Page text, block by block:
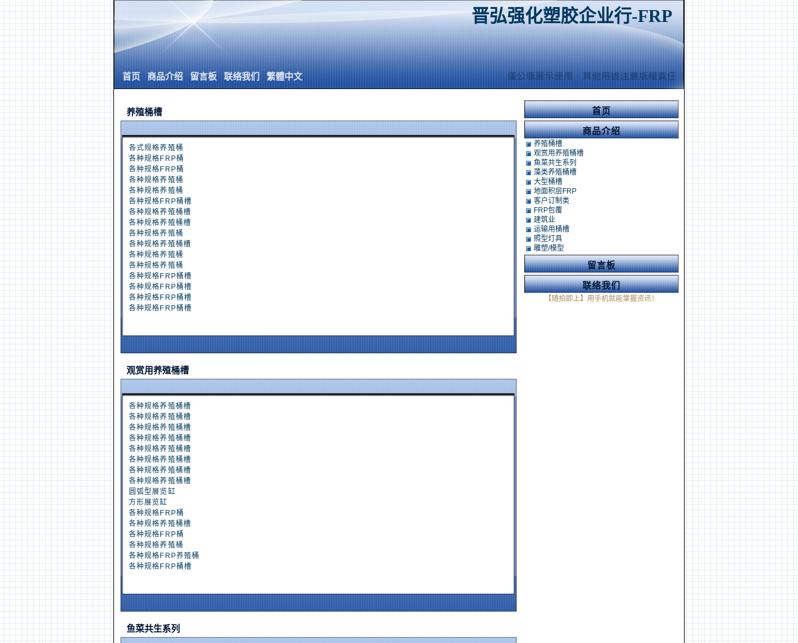
晋弘强化塑胶企业行-FRP
首页 商品介绍 留言板 联络我们 繁體中文
养殖桶槽
各式规格养殖桶
各种规格FRP桶
各种规格FRP桶
各种规格养殖桶
各种规格养殖桶
各种规格FRP桶槽
各种规格养殖桶槽
各种规格养殖桶槽
各种规格养殖桶
各种规格养殖桶槽
各种规格养殖桶
各种规格养殖桶
各种规格FRP桶槽
各种规格FRP桶槽
各种规格FRP桶槽
各种规格FRP桶槽
观赏用养殖桶槽
各种规格养殖桶槽
各种规格养殖桶槽
各种规格养殖桶槽
各种规格养殖桶槽
各种规格养殖桶槽
各种规格养殖桶槽
各种规格养殖桶槽
各种规格养殖桶槽
圆弧型展览缸
方形展览缸
各种规格FRP桶
各种规格养殖桶槽
各种规格FRP桶
各种规格养殖桶
各种规格FRP养殖桶
各种规格FRP桶槽
鱼菜共生系列
首页
商品介绍
养殖桶槽
观赏用养殖桶槽
鱼菜共生系列
藻类养殖桶槽
大型桶槽
地面积层FRP
客户订制类
FRP包覆
建筑业
运输用桶槽
照型灯具
雕塑/模型
留言板
联络我们
【随拍即上】用手机就能掌握资讯！